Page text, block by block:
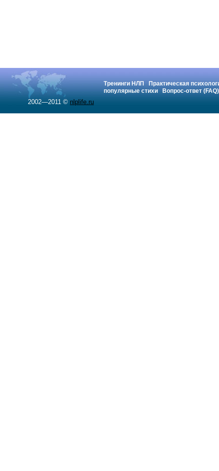
Тренинги НЛП
Практическая
популярные стихи
Вопрос-ответ (FAQ)
2002—2011 © nlplife.ru